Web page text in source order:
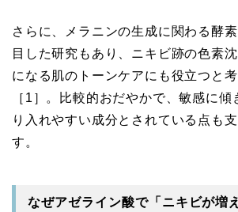
さらに、メラニンの生成に関わる酵
目した研究もあり、ニキビ跡の色素
になる肌のトーンケアにも役立つと
［1］。比較的おだやかで、敏感に傾
り入れやすい成分とされている点も
す。
なぜアゼライン酸で「ニキビが増